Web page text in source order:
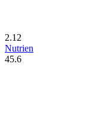
2.12
Nutrien
45.6